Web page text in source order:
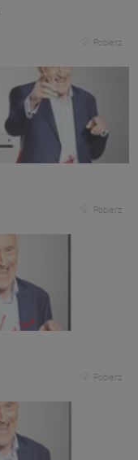
Pobierz
Pobierz
Pobierz